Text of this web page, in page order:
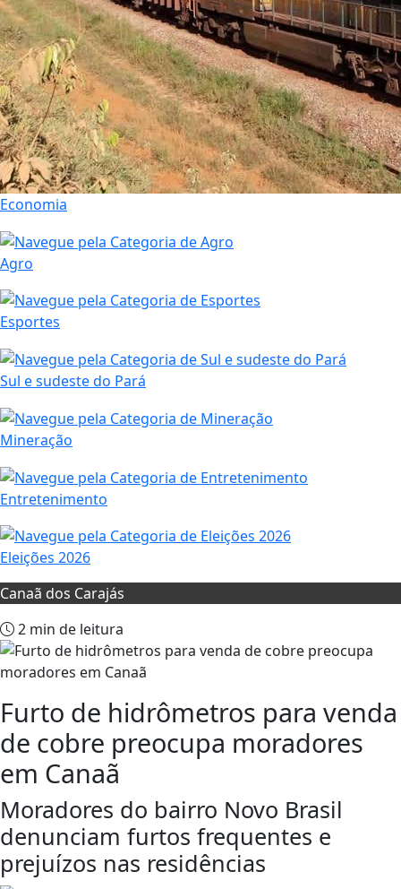
Economia
Agro
Esportes
Sul e sudeste do Pará
Mineração
Entretenimento
Eleições 2026
Canaã dos Carajás
2 min de leitura
Furto de hidrômetros para venda
de cobre preocupa moradores
em Canaã
Moradores do bairro Novo Brasil
denunciam furtos frequentes e
prejuízos nas residências